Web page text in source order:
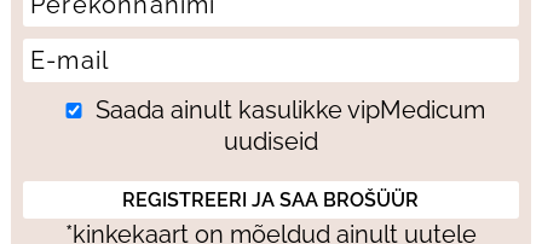
Saada ainult kasulikke vipMedicum
uudiseid
*kinkekaart on mõeldud ainult uutele